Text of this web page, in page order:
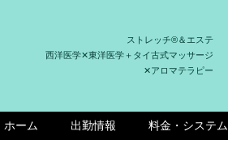
ストレッチ®＆エステ
西洋医学✕東洋医学＋タイ古式マッサージ
✕アロマテラピー
ホーム 出勤情報 料金・システム